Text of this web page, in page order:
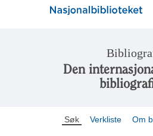
Den
Søk Verkliste Om